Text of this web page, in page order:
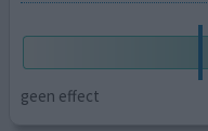
geen effect